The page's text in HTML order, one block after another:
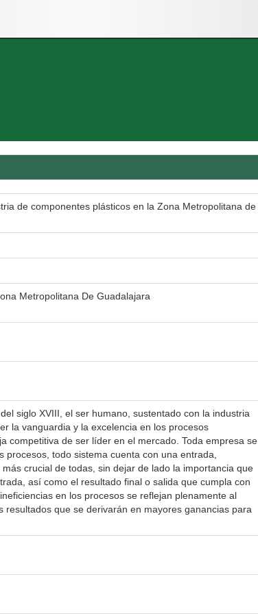
de componentes plásticos en la Zona Metropolitana de
Metropolitana De Guadalajara
siglo XVIII, el ser humano, sustentado con la industria
la vanguardia y la excelencia en los procesos
competitiva de ser líder en el mercado. Toda empresa se
todo sistema cuenta con una entrada,
crucial de todas, sin dejar de lado la importancia que
así como el resultado final o salida que cumpla con
en los procesos se reflejan plenamente al
que se derivarán en mayores ganancias para